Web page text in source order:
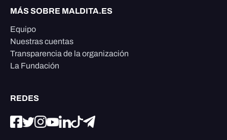
MÁS SOBRE MALDITA.ES
Equipo
Nuestras cuentas
Transparencia de la organización
La Fundación
REDES